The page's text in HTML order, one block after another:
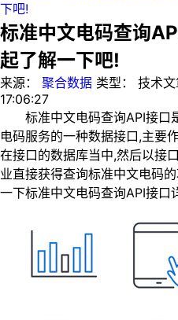
下吧!
标准中文电码查询
起了解一下吧!
来源： 聚合数据 类型： 技术
17:06:27
标准中文电码查询API接口
电码服务的一种数据接口,主要
在接口的数据库当中,然后以接
业直接获得查询标准中文电码
一下标准中文电码查询API接口